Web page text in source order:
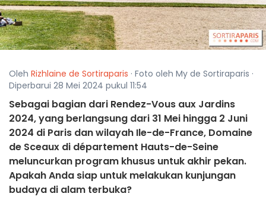
Oleh Rizhlaine de Sortiraparis · Foto oleh My de Sortiraparis ·
Diperbarui 28 Mei 2024 pukul 11:54
Sebagai bagian dari Rendez-Vous aux Jardins
2024, yang berlangsung dari 31 Mei hingga 2 Juni
2024 di Paris dan wilayah Ile-de-France, Domaine
de Sceaux di département Hauts-de-Seine
meluncurkan program khusus untuk akhir pekan.
Apakah Anda siap untuk melakukan kunjungan
budaya di alam terbuka?